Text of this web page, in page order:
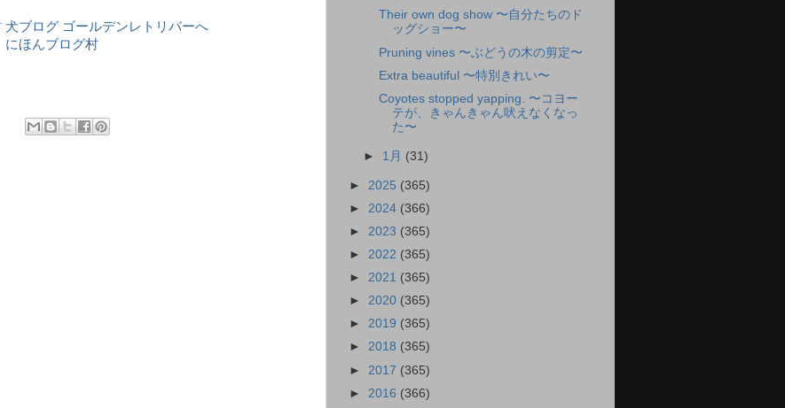
にほんブログ村
Their own dog show 〜自分たちのド
ッグショー〜
Pruning vines 〜ぶどうの木の剪定〜
Extra beautiful 〜特別きれい〜
Coyotes stopped yapping. 〜コヨー
テが、きゃんきゃん吠えなくなっ
た〜
► 1月 (31)
► 2025 (365)
► 2024 (366)
► 2023 (365)
► 2022 (365)
► 2021 (365)
► 2020 (365)
► 2019 (365)
► 2018 (365)
► 2017 (365)
► 2016 (366)